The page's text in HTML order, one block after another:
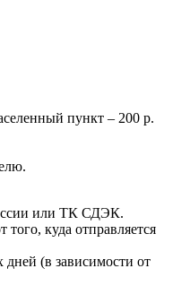
пункт – 200 р.
или ТК СДЭК.
того, куда отправляется
дней (в зависимости от